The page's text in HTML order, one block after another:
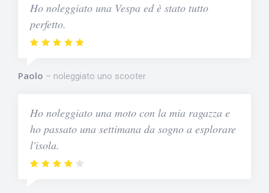
Ho noleggiato una Vespa ed è stato tutto
perfetto.
Paolo noleggiato uno scooter
Ho noleggiato una moto con la mia ragazza e
ho passato una settimana da sogno a esplorare
l'isola.